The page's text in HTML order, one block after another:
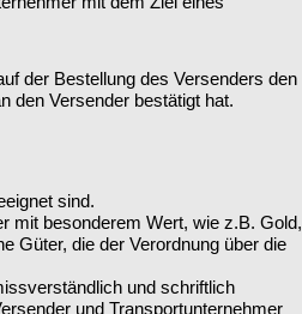
der Bestellung des Versenders den
den Versender bestätigt hat.
sind.
mit besonderem Wert, wie z.B. Gold,
Güter, die der Verordnung über die
und schriftlich
und Transportunternehmer